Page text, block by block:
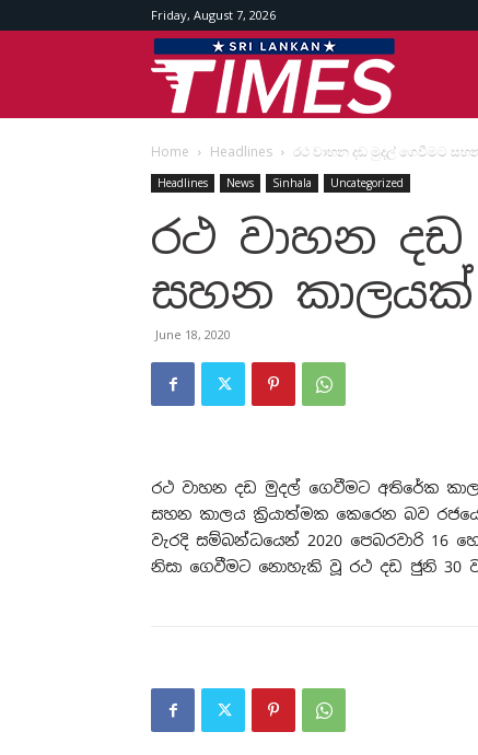
Friday, August 7, 2026
Srilankan
Times
Home Headlines රථ වාහන දඩ මුදල් ගෙවීමට
Headlines News Sinhala Uncategorized
රථ වාහන
සහන කාලයක්
June 18, 2020
රථ වාහන දඩ මුදල් ගෙවීමට අතිරේක
සහන කාලය ක්‍රියාත්මක කෙරෙන බව
වැරදි සම්බන්ධයෙන් 2020 පෙබරවාරි
නිසා ගෙවීමට නොහැකි වූ රථ දඩ ජුනි 30